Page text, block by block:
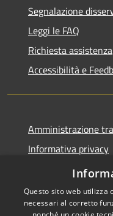
Segnalazione
Leggi le FAQ
Richiesta assistenza
Accessibilità e
Amministrazione
Informativa privacy
Questo sito web utilizza
necessari al corretto